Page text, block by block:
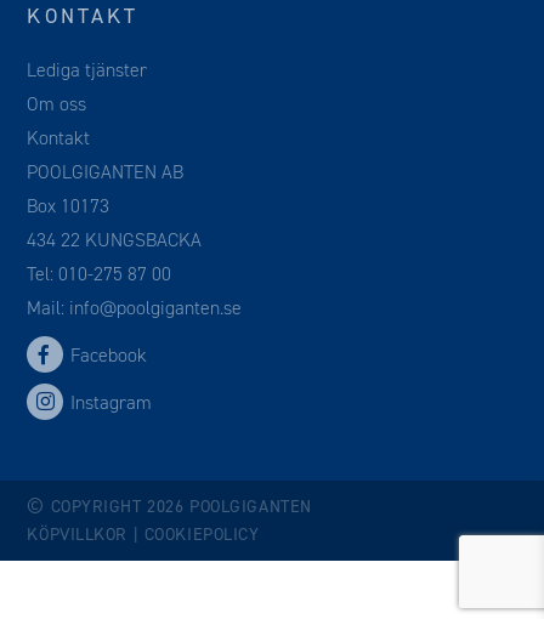
KONTAKT
Lediga tjänster
Om oss
Kontakt
POOLGIGANTEN AB
Box 10173
434 22 KUNGSBACKA
Tel:010-275 87 00
Mail: info@poolgiganten.se
Facebook
Instagram
© COPYRIGHT 2026 POOLGIGANTEN
KÖPVILLKOR
COOKIEPOLICY